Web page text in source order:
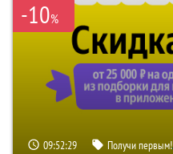
-10%
09:52:28 Получи первым!